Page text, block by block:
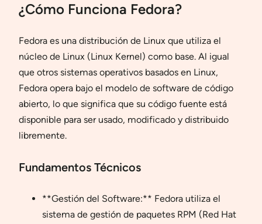
¿Cómo Funciona Fedora?
Fedora es una distribución de Linux que utiliza el
núcleo de Linux (Linux Kernel) como base. Al igual
que otros sistemas operativos basados en Linux,
Fedora opera bajo el modelo de software de código
abierto, lo que significa que su código fuente está
disponible para ser usado, modificado y distribuido
libremente.
Fundamentos Técnicos
**Gestión del Software:** Fedora utiliza el
sistema de gestión de paquetes RPM (Red Hat